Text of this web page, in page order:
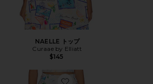
NAELLE トップ
Curaae by Elliatt
$145